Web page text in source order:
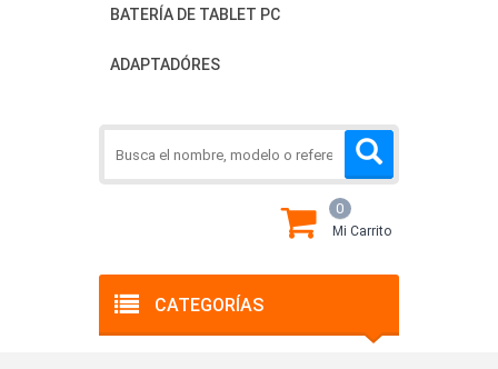
BATERÍA DE TABLET PC
ADAPTADÓRES
CATEGORÍAS
0
Mi Carrito